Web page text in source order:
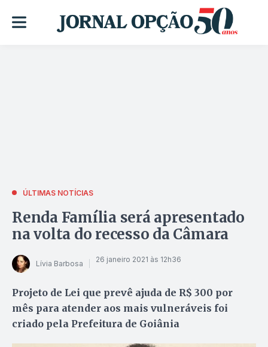
ÚLTIMAS NOTÍCIAS
Renda Família será apresentado
na volta do recesso da Câmara
Lívia Barbosa 26 janeiro 2021 às 12h36
Projeto de Lei que prevê ajuda de R$ 300 por
mês para atender aos mais vulneráveis foi
criado pela Prefeitura de Goiânia